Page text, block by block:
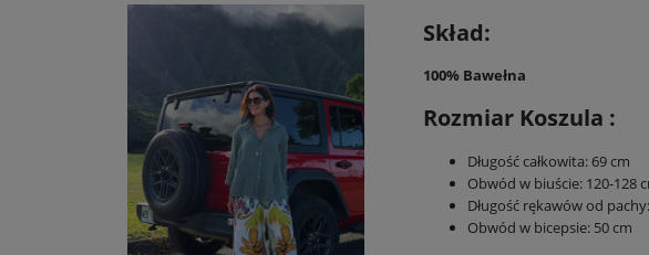
Skład:
100% Bawełna
Rozmiar Koszula :
Długość całkowita: 69 cm
Obwód w biuście: 120-128
Długość rękawów od
Obwód w bicepsie: 50 cm